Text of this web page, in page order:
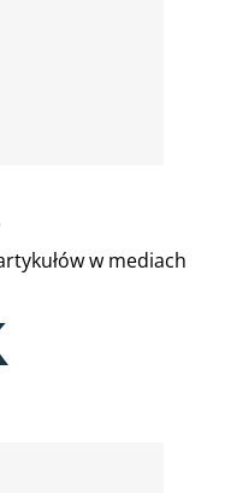
w mediach